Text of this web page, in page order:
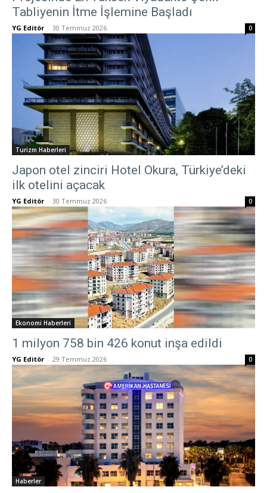
Tabliyenin İtme İşlemine Başladı
YG Editör - 30 Temmuz 2026 0
Turizm Haberleri
Japon otel zinciri Hotel Okura, Türkiye’deki
ilk otelini açacak
YG Editör - 30 Temmuz 2026 0
Ekonomi Haberleri
1 milyon 758 bin 426 konut inşa edildi
YG Editör - 29 Temmuz 2026 0
Haberler